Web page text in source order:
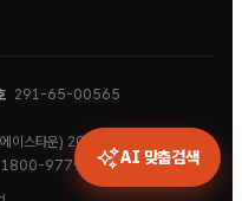
291-65-00565
이스타운) 202호
1800-9779 AI 맞춤검색